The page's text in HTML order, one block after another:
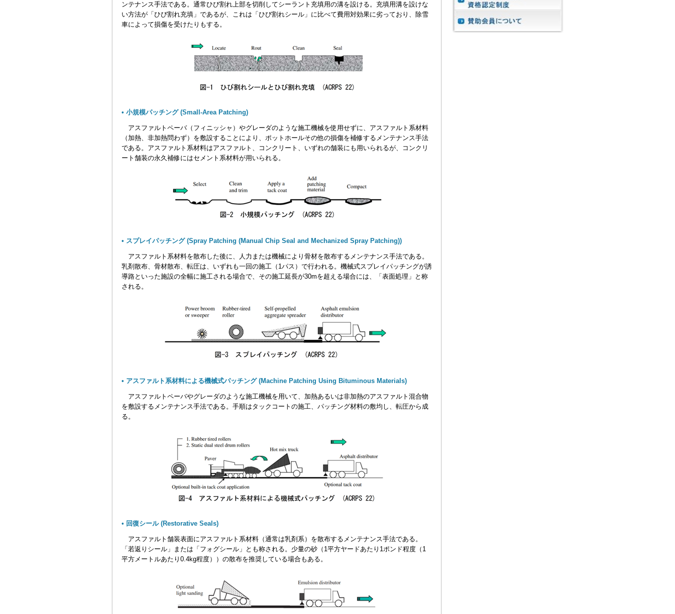
ンテナンス手法である。通常ひび割れ上部を切削してシーラント充填用の溝を設ける。充填用溝を設けな
い方法が「ひび割れ充填」であるが、これは「ひび割れシール」に比べて費用対効果に劣っており、除雪
車によって損傷を受けたりもする。
• 小規模パッチング (Small-Area Patching)
アスファルトペーバ（フィニッシャ）やグレーダのような施工機械を使用せずに、アスファルト系材料
（加熱、非加熱問わず）を敷設することにより、ポットホールその他の損傷を補修するメンテナンス手法
である。アスファルト系材料はアスファルト、コンクリート、いずれの舗装にも用いられるが、コンクリ
ート舗装の永久補修にはセメント系材料が用いられる。
• スプレイパッチング (Spray Patching (Manual Chip Seal and Mechanized Spray Patching))
アスファルト系材料を散布した後に、人力または機械により骨材を散布するメンテナンス手法である。
乳剤散布、骨材散布、転圧は、いずれも一回の施工（1パス）で行われる。機械式スプレイパッチングが誘
導路といった施設の全幅に施工される場合で、その施工延長が30mを超える場合には、「表面処理」と称
される。
• アスファルト系材料による機械式パッチング (Machine Patching Using Bituminous Materials)
アスファルトペーバやグレーダのような施工機械を用いて、加熱あるいは非加熱のアスファルト混合物
を敷設するメンテナンス手法である。手順はタックコートの施工、パッチング材料の敷均し、転圧から成
る。
• 回復シール (Restorative Seals)
アスファルト舗装表面にアスファルト系材料（通常は乳剤系）を散布するメンテナンス手法である。
「若返りシール」または「フォグシール」とも称される。少量の砂（1平方ヤードあたり1ポンド程度（1
平方メートルあたり0.4kg程度））の散布を推奨している場合もある。